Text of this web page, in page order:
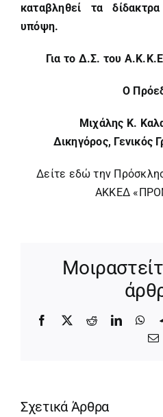
καταβληθεί τα
υπόψη.
Για το Δ.Σ. του
Ο
Μιχάλης Κ.
Δικηγόρος, Γενικός
Δείτε εδώ την
ΑΚΚΕΔ
Facebook
X RedditLinkedIn
Σχετικά Άρθρα